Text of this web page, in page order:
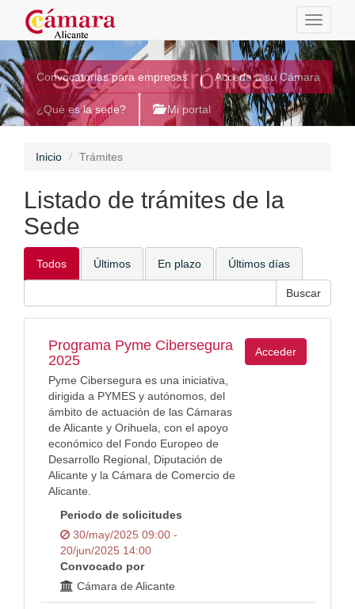
Toggle
Sede Electrónica
Convocatorias para empresas Acceda a su Cámara
¿Qué es la sede? Mi portal
Inicio Trámites
Listado de trámites de la
Sede
Todos Últimos En plazo Últimos días
Programa Pyme Cibersegura
2025
Pyme Cibersegura es una iniciativa,
dirigida a PYMES y autónomos, del
ámbito de actuación de las Cámaras
de Alicante y Orihuela, con el apoyo
económico del Fondo Europeo de
Desarrollo Regional, Diputación de
Alicante y la Cámara de Comercio de
Alicante.
Periodo de solicitudes
30/may/2025 09:00 -
20/jun/2025 14:00
Convocado por
Cámara de Alicante
Acceder